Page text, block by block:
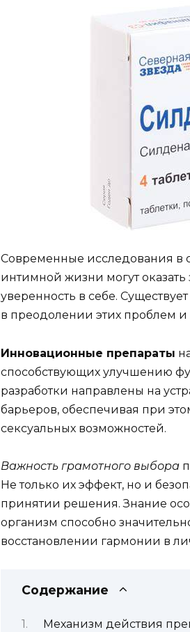
Современные исследования в
интимной жизни могут
уверенность в себе.
в преодолении этих проблем
Инновационные препараты
способствующих улучшению
разработки направлены на
барьеров, обеспечивая при
сексуальных возможностей.
Важность грамотного выбора
Не только их эффект, но и
принятии решения. Знание
организм способно
восстановлении гармонии в
Содержание
Механизм действия